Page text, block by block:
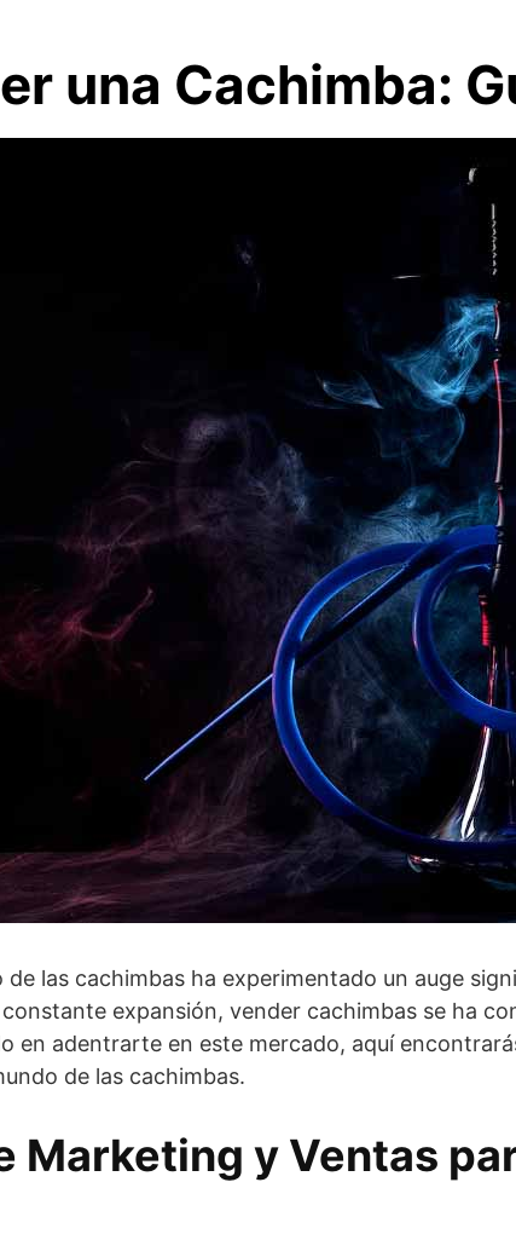
una Cachimba:
de las cachimbas ha experimentado un auge
expansión, vender cachimbas se ha
en adentrarte en este mercado, aquí
de las cachimbas.
Marketing y Ventas